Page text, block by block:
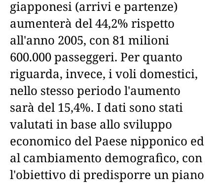
giapponesi (arrivi e partenze)
aumenterà del 44,2% rispetto
all'anno 2005, con 81 milioni
600.000 passeggeri. Per quanto
riguarda, invece, i voli domestici,
nello stesso periodo l'aumento
sarà del 15,4%. I dati sono stati
valutati in base allo sviluppo
economico del Paese nipponico ed
al cambiamento demografico, con
l'obiettivo di predisporre un piano